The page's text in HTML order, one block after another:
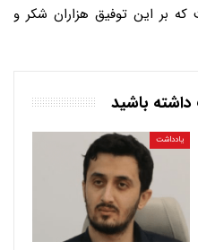
بر این توفیق هزاران شکر و
باشید
یادداشت